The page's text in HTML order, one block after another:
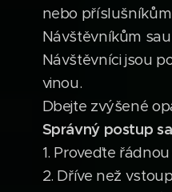
nebo
Návštěvníkům
Návštěvníci jsou
vinou.
Dbejte zvýšené
Správný postup
1. Proveďte
2. Dříve než